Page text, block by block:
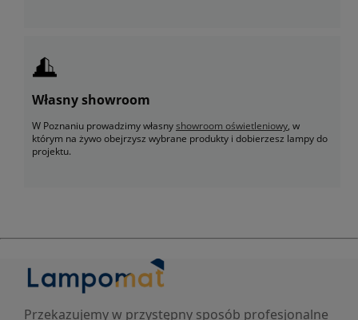
Własny showroom
W Poznaniu prowadzimy własnyshowroom oświetleniowy, w
którym na żywo obejrzysz wybrane produkty i dobierzesz lampy do
projektu.
Przekazujemy w przystępny sposób profesjonalne